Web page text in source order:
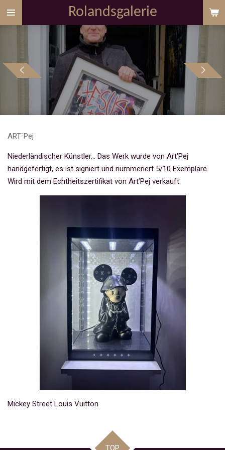
Zum
Hauptinhalt
Rolandsgalerie
ART`Pej
Niederländischer Künstler... Das Werk wurde von Art'Pej
handgefertigt, es ist signiert und nummeriert 5/10 Exemplare.
Wird mit dem Echtheitszertifikat von Art’Pej verkauft.
Mickey Street Louis Vuitton
TOP